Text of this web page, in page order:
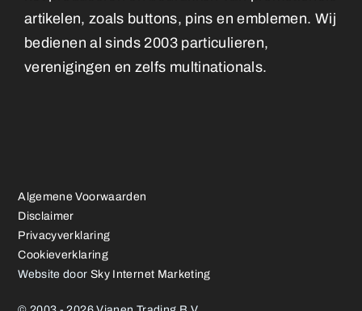
artikelen, zoals buttons, pins en emblemen. Wij
bedienen al sinds 2003 particulieren,
verenigingen en zelfs multinationals.
Algemene Voorwaarden
Disclaimer
Privacyverklaring
Cookieverklaring
Website door Sky Internet Marketing